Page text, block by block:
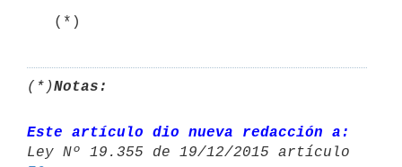
   (*)
(*)Notas:
Este artículo dio nueva redacción a: